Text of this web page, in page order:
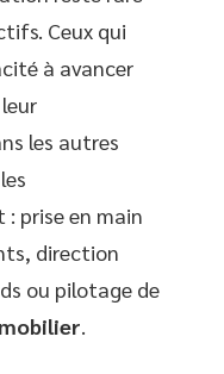
Ceux qui
à avancer
les autres
prise en main
direction
ou pilotage de
.